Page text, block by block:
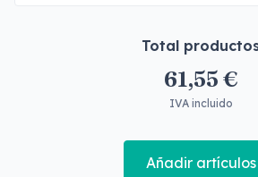
Total
61,55 €
IVA incluido
Añadir artículos